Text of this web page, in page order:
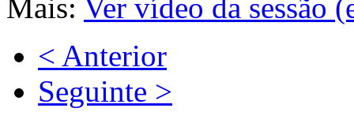
Mais: Ver vídeo da sessão
< Anterior
Seguinte >